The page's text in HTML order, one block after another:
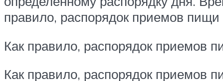
правило, распорядок приемов пищи
Как правило, распорядок приемов
Как правило, распорядок приемов